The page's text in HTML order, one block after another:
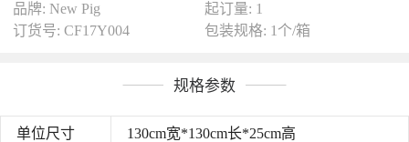
品牌: New Pig
起订量: 1
订货号: CF17Y004
包装规格: 1个/箱
规格参数
单位尺寸 130cm宽*130cm长*25cm高